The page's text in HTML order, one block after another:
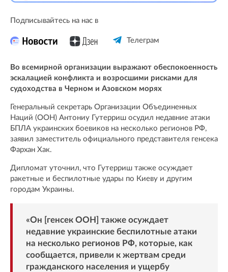
Подписывайтесь на нас в
Телеграм
Во всемирной организации выражают обеспокоенность
эскалацией конфликта и возросшими рисками для
судоходства в Черном и Азовском морях
Генеральный секретарь Организации Объединенных
Наций (ООН) Антониу Гутерриш осудил недавние атаки
БПЛА украинских боевиков на несколько регионов РФ,
заявил заместитель официального представителя генсека
Фархан Хак.
Дипломат уточнил, что Гутерриш также осуждает
ракетные и беспилотные удары по Киеву и другим
городам Украины.
«Он [генсек ООН] также осуждает
недавние украинские беспилотные атаки
на несколько регионов РФ, которые, как
сообщается, привели к жертвам среди
гражданского населения и ущербу